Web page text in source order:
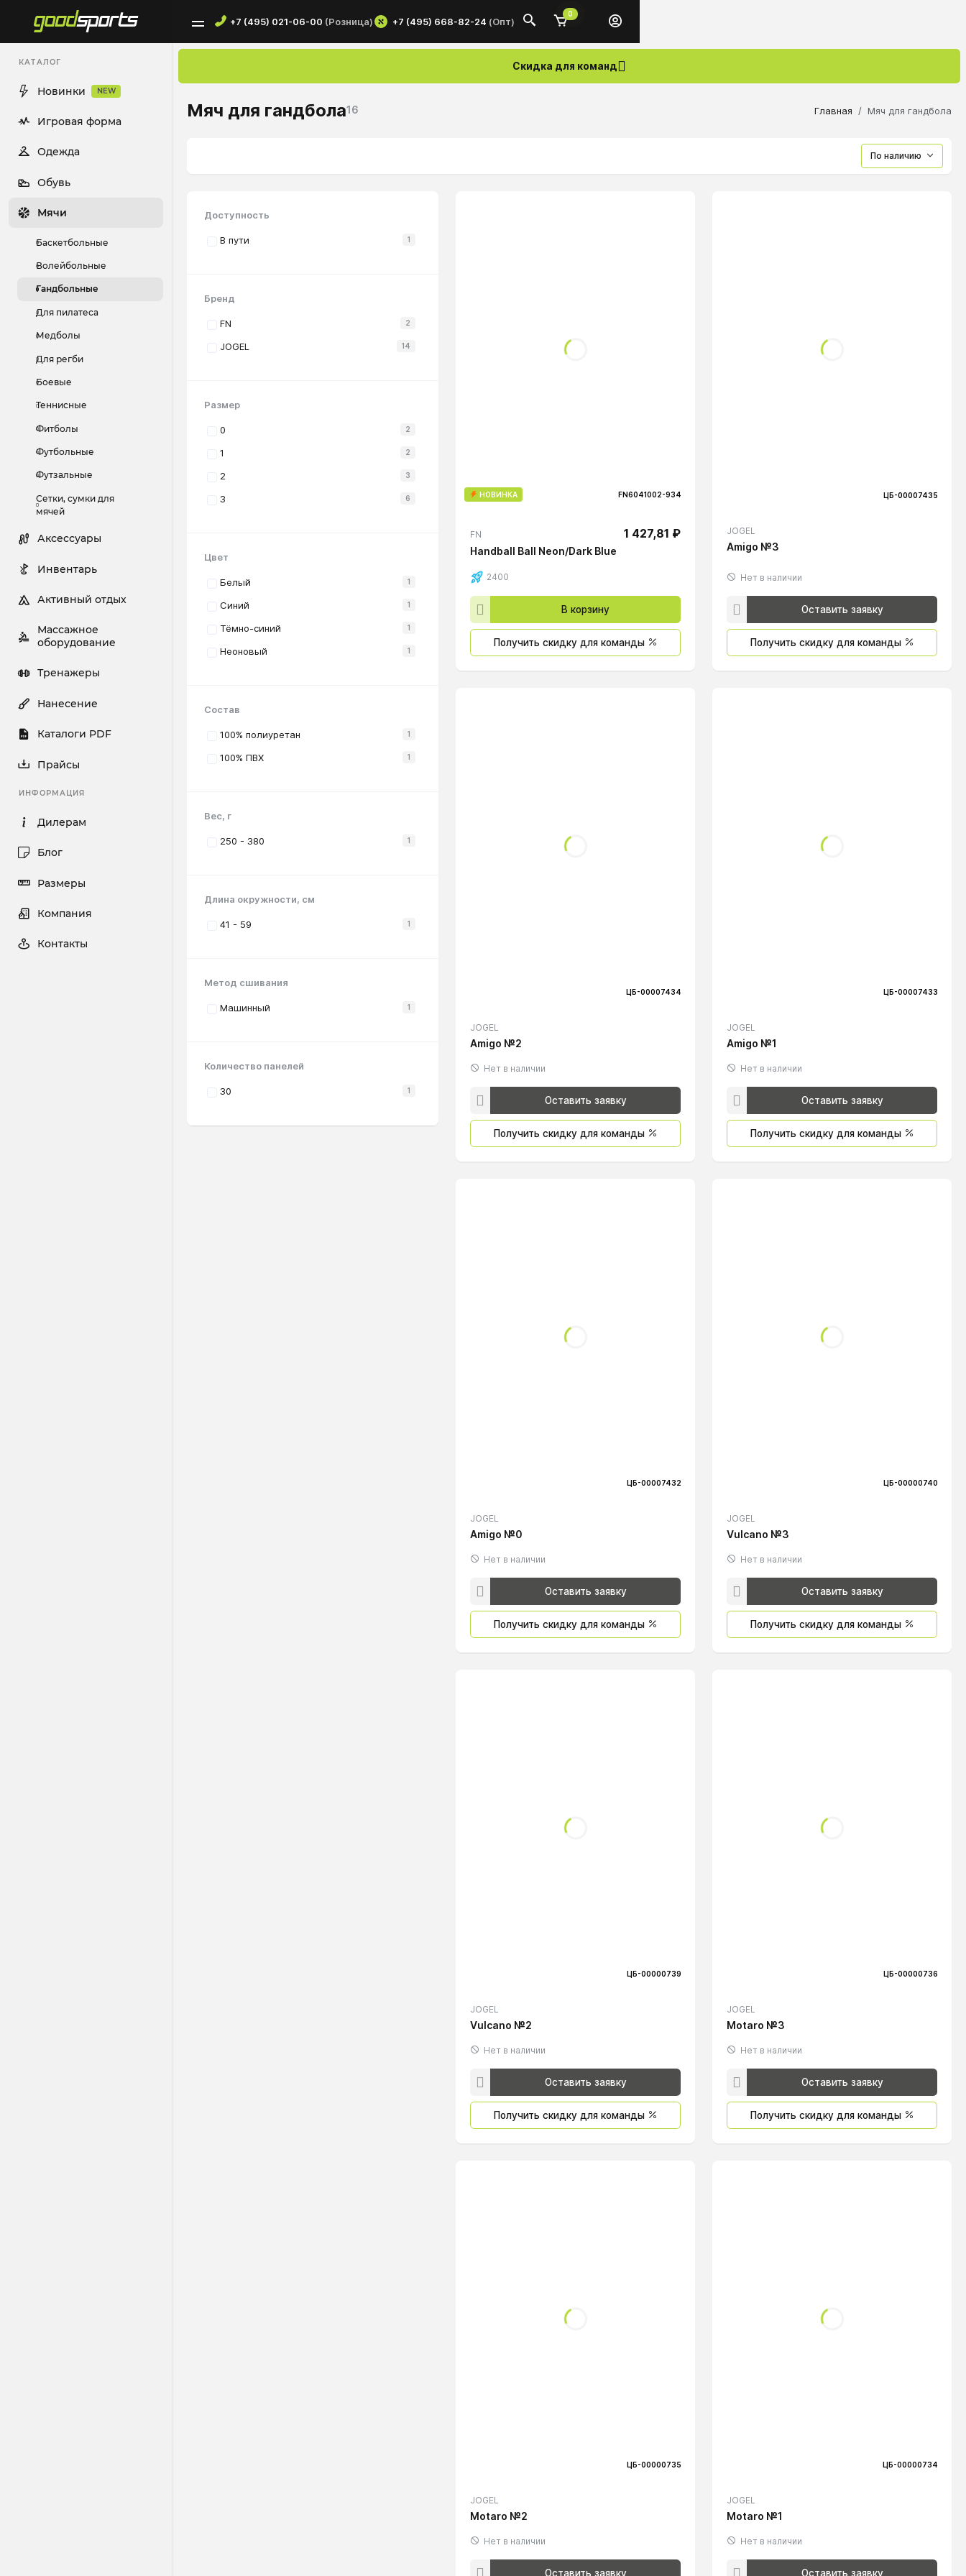
+7 (495) 021-06-00 (Розница) +7 (495) 668-82-24 (Опт)
0
КАТАЛОГ
Новинки NEW
Игровая форма
Одежда
Обувь
Мячи
Баскетбольные
Волейбольные
Гандбольные
Для пилатеса
Медболы
Для регби
Боевые
Теннисные
Фитболы
Футбольные
Футзальные
Сетки, сумки для
мячей
Аксессуары
Инвентарь
Активный отдых
Массажное
оборудование
Тренажеры
Нанесение
Каталоги PDF
Прайсы
ИНФОРМАЦИЯ
Дилерам
Блог
Размеры
Компания
Контакты
Скидка для команд
Мяч для гандбола16 Главная Мяч для гандбола
По наличию
Доступность
В пути 1
Бренд
FN 2
JOGEL 14
Размер
0 2
1 2
2 3
3 6
Цвет
Белый 1
Синий 1
Тёмно-синий 1
Неоновый 1
Состав
100% полиуретан 1
100% ПВХ 1
Вес, г
250 - 380 1
Длина окружности, см
41 - 59 1
Метод сшивания
Машинный 1
Количество панелей
30 1
НОВИНКА FN6041002-934
FN 1 427,81 ₽
Handball Ball Neon/Dark Blue
2400
В корзину
Получить скидку для команды
ЦБ-00007435
JOGEL
Amigo №3
Нет в наличии
Оставить заявку
Получить скидку для команды
ЦБ-00007434
JOGEL
Amigo №2
Нет в наличии
Оставить заявку
Получить скидку для команды
ЦБ-00007433
JOGEL
Amigo №1
Нет в наличии
Оставить заявку
Получить скидку для команды
ЦБ-00007432
JOGEL
Amigo №0
Нет в наличии
Оставить заявку
Получить скидку для команды
ЦБ-00000740
JOGEL
Vulcano №3
Нет в наличии
Оставить заявку
Получить скидку для команды
ЦБ-00000739
JOGEL
Vulcano №2
Нет в наличии
Оставить заявку
Получить скидку для команды
ЦБ-00000736
JOGEL
Motaro №3
Нет в наличии
Оставить заявку
Получить скидку для команды
ЦБ-00000735
JOGEL
Motaro №2
Нет в наличии
Оставить заявку
ЦБ-00000734
JOGEL
Motaro №1
Нет в наличии
Оставить заявку